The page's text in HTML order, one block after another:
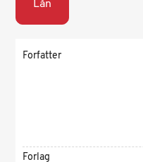
Lån
Forfatter
Forlag